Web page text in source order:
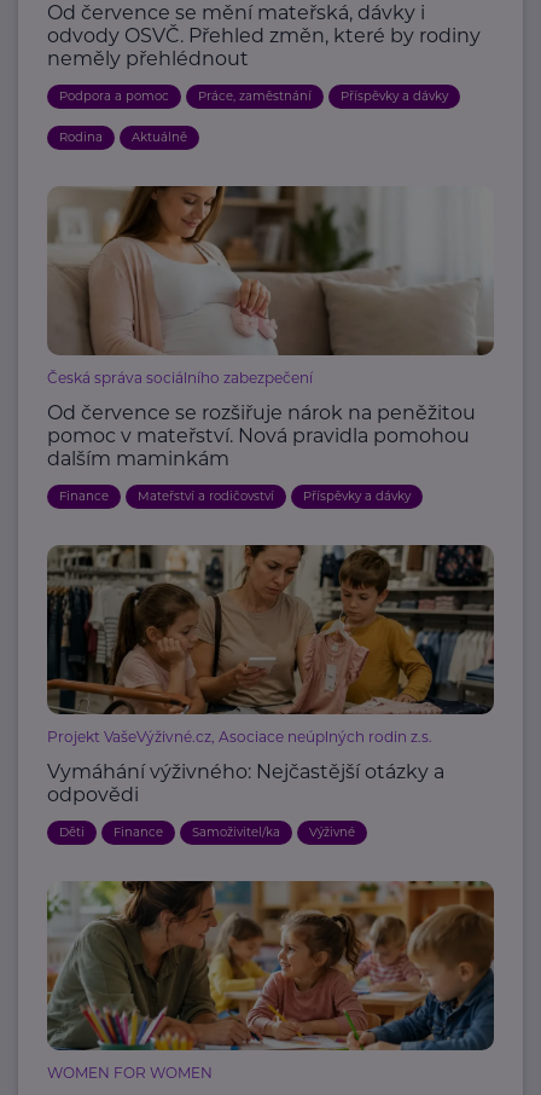
Od července se mění mateřská, dávky i
odvody OSVČ. Přehled změn, které by rodiny
neměly přehlédnout
Podpora a pomoc Práce, zaměstnání Příspěvky a dávky
Rodina Aktuálně
Česká správa sociálního zabezpečení
Od července se rozšiřuje nárok na peněžitou
pomoc v mateřství. Nová pravidla pomohou
dalším maminkám
Finance Mateřství a rodičovství Příspěvky a dávky
Projekt VašeVýživné.cz, Asociace neúplných rodin z.s.
Vymáhání výživného: Nejčastější otázky a
odpovědi
Děti Finance Samoživitel/ka Výživné
WOMEN FOR WOMEN